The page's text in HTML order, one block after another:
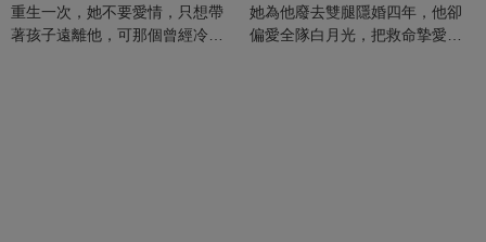
重生一次，她不要愛情，只想帶
著孩子遠離他，可那個曾經冷漠
她為他廢去雙腿隱婚四年，他卻
偏愛全隊白月光，把救命摯愛當